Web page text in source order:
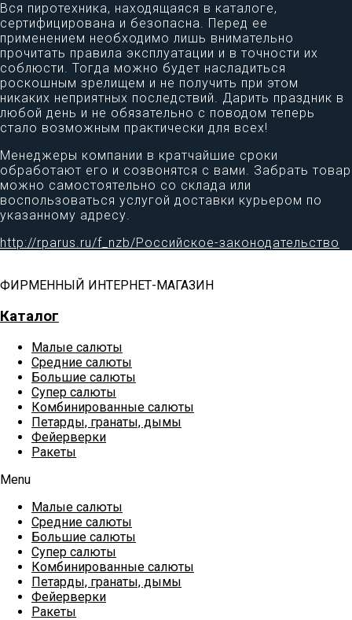
Вся пиротехника, находящаяся в каталоге,
сертифицирована и безопасна. Перед ее
применением необходимо лишь внимательно
прочитать правила эксплуатации и в точности их
соблюсти. Тогда можно будет насладиться
роскошным зрелищем и не получить при этом
никаких неприятных последствий. Дарить праздник в
любой день и не обязательно с поводом теперь
стало возможным практически для всех!
Менеджеры компании в кратчайшие сроки
обработают его и созвонятся с вами. Забрать товар
можно самостоятельно со склада или
воспользоваться услугой доставки курьером по
указанному адресу.
http://rparus.ru/f_nzb/Российское-законодательство
ФИРМЕННЫЙ ИНТЕРНЕТ-МАГАЗИН
Каталог
Малые салюты
Средние салюты
Большие салюты
Супер салюты
Комбинированные салюты
Петарды, гранаты, дымы
Фейерверки
Ракеты
Menu
Малые салюты
Средние салюты
Большие салюты
Супер салюты
Комбинированные салюты
Петарды, гранаты, дымы
Фейерверки
Ракеты